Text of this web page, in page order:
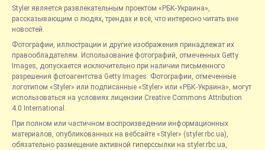
Styler является развлекательным проектом «РБК-Украина»,
рассказывающим о людях, трендах и всё, что интересно читать вне
новостей.
Фотографии, иллюстрации и другие изображения принадлежат их
правообладателям. Использование фотографий, отмеченных Getty
Images, допускается исключительно при наличии письменного
разрешения фотоагентства Getty Images. Фотографии, отмеченные
логотипом «Styler» или подписанные «Styler» или «РБК-Украина», могут
использоваться на условиях лицензии Creative Commons Attribution
4.0 International.
При полном или частичном воспроизведении информационных
материалов, опубликованных на вебсайте «Styler» (styler.rbc.ua),
обязательно размещение активной гиперссылки на styler.rbc.ua,